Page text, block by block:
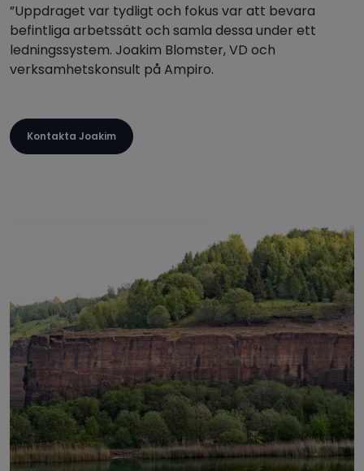
”Uppdraget var tydligt och fokus var att bevara
befintliga arbetssätt och samla dessa under ett
ledningssystem. Joakim Blomster, VD och
verksamhetskonsult på Ampiro.
Kontakta Joakim